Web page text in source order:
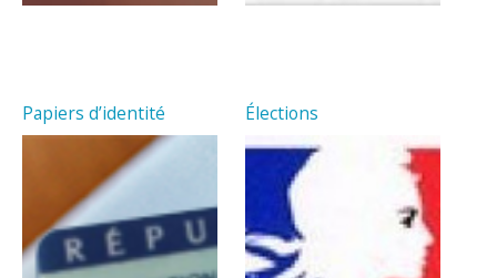
Papiers d’identité Élections